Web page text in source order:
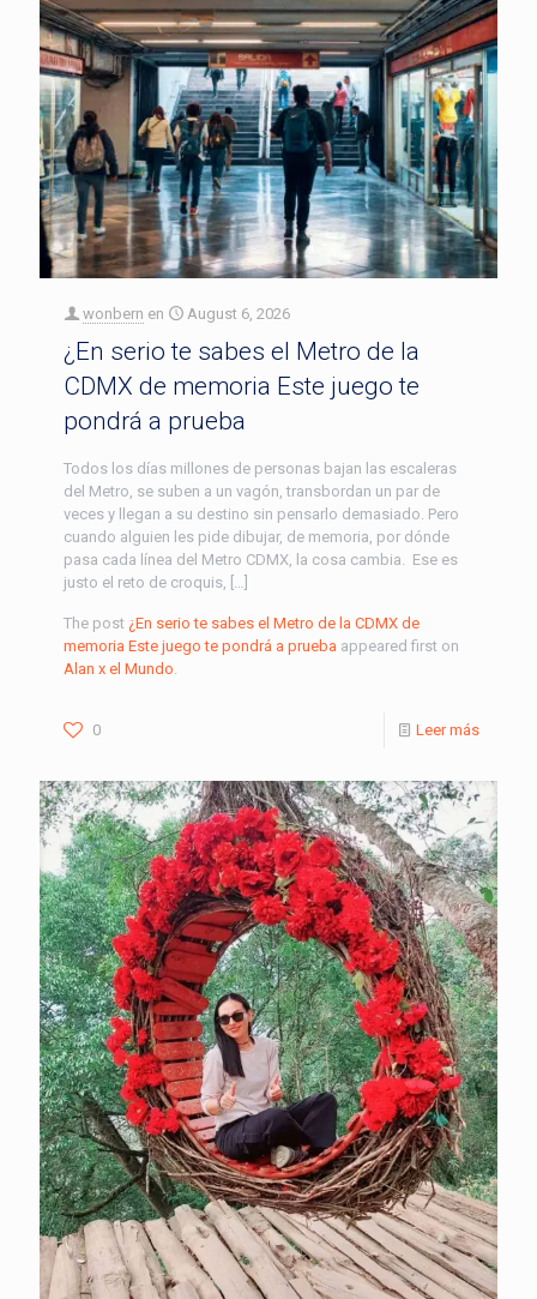
wonbern en August 6, 2026
¿En serio te sabes el Metro de la
CDMX de memoria Este juego te
pondrá a prueba
Todos los días millones de personas bajan las escaleras
del Metro, se suben a un vagón, transbordan un par de
veces y llegan a su destino sin pensarlo demasiado. Pero
cuando alguien les pide dibujar, de memoria, por dónde
pasa cada línea del Metro CDMX, la cosa cambia. Ese es
justo el reto de croquis, […]
The post ¿En serio te sabes el Metro de la CDMX de
memoria Este juego te pondrá a prueba appeared first on
Alan x el Mundo
0 Leer más